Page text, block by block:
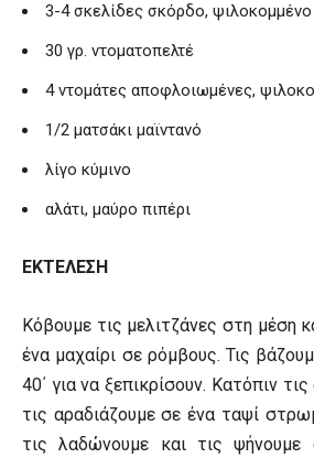
3-4 σκελίδες σκόρδο, ψιλοκομμένο
30 γρ. ντοματοπελτέ
4 ντομάτες αποφλοιωμένες,
1/2 ματσάκι μαϊντανό
λίγο κύμινο
αλάτι, μαύρο πιπέρι
ΕΚΤΕΛΕΣΗ
Κόβουμε τις μελιτζάνες στη μέση
ένα μαχαίρι σε ρόμβους. Τις
40΄ για να ξεπικρίσουν. Κατόπιν
τις αραδιάζουμε σε ένα ταψί
τις λαδώνουμε και τις ψήνουμε